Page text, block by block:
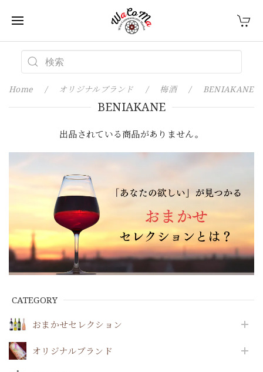
CATEGORY
おまかせセレクション
オリジナルブランド
Home オリジナルブランド 梅酒 BENIAKANE
BENIAKANE
出品されている商品がありません。